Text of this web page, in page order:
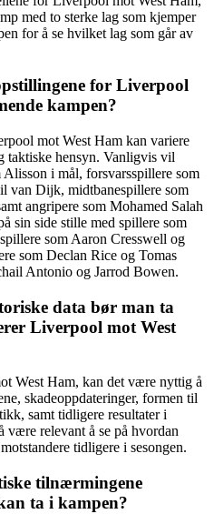
med to sterke lag som kjemper
for å se hvilket lag som går av
for Liverpool
kampen?
mot West Ham kan variere
taktiske hensyn. Vanligvis vil
i mål, forsvarsspillere som
van Dijk, midtbanespillere som
angripere som Mohamed Salah
sin side stille med spillere som
som Aaron Cresswell og
som Declan Rice og Tomas
Antonio og Jarrod Bowen.
data bør man ta
Liverpool mot West
West Ham, kan det være nyttig å
skadeoppdateringer, formen til
samt tidligere resultater i
være relevant å se på hvordan
tidligere i sesongen.
tilnærmingene
ta i kampen?